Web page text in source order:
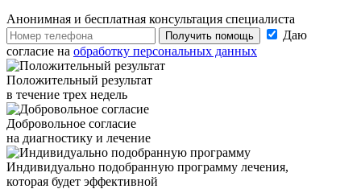
Анонимная и бесплатная консультация специалиста
Получить помощь
Даю
согласие на обработку персональных данных
Положительный результат
в течение трех недель
Добровольное согласие
на диагностику и лечение
Индивидуально подобранную программу лечения,
которая будет эффективной